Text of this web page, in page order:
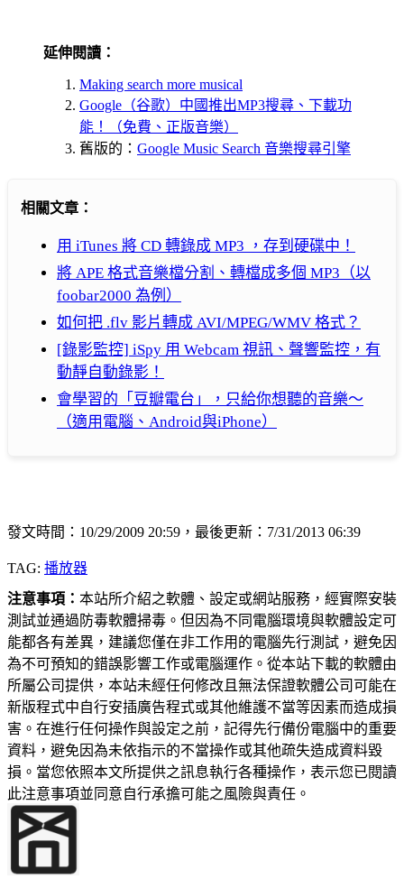
延伸閱讀：
Making search more musical
Google（谷歌）中國推出MP3搜尋、下載功
能！（免費、正版音樂）
舊版的： Google Music Search 音樂搜尋引擎
相關文章：
用 iTunes 將 CD 轉錄成 MP3 ，存到硬碟中！
將 APE 格式音樂檔分割、轉檔成多個 MP3（以
foobar2000 為例）
如何把 .flv 影片轉成 AVI/MPEG/WMV 格式？
[錄影監控] iSpy 用 Webcam 視訊、聲響監控，有
動靜自動錄影！
會學習的「豆瓣電台」，只給你想聽的音樂～
（適用電腦、Android與iPhone）
發文時間：10/29/2009 20:59，最後更新：7/31/2013 06:39
TAG: 播放器
注意事項： 本站所介紹之軟體、設定或網站服務，經實際安裝
測試並通過防毒軟體掃毒。但因為不同電腦環境與軟體設定可
能都各有差異，建議您僅在非工作用的電腦先行測試，避免因
為不可預知的錯誤影響工作或電腦運作。從本站下載的軟體由
所屬公司提供，本站未經任何修改且無法保證軟體公司可能在
新版程式中自行安插廣告程式或其他維護不當等因素而造成損
害。在進行任何操作與設定之前，記得先行備份電腦中的重要
資料，避免因為未依指示的不當操作或其他疏失造成資料毀
損。當您依照本文所提供之訊息執行各種操作，表示您已閱讀
此注意事項並同意自行承擔可能之風險與責任。